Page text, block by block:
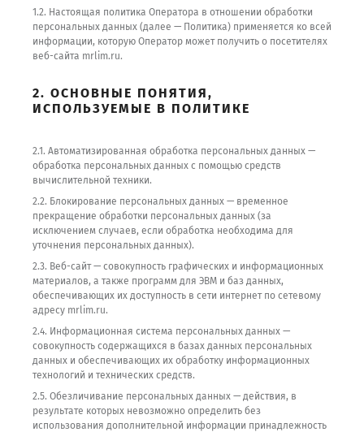
1.2. Настоящая политика Оператора в отношении обработки
персональных данных (далее — Политика) применяется ко всей
информации, которую Оператор может получить о посетителях
веб-сайта mrlim.ru.
2. ОСНОВНЫЕ ПОНЯТИЯ,
ИСПОЛЬЗУЕМЫЕ В ПОЛИТИКЕ
2.1. Автоматизированная обработка персональных данных —
обработка персональных данных с помощью средств
вычислительной техники.
2.2. Блокирование персональных данных — временное
прекращение обработки персональных данных (за
исключением случаев, если обработка необходима для
уточнения персональных данных).
2.3. Веб-сайт — совокупность графических и информационных
материалов, а также программ для ЭВМ и баз данных,
обеспечивающих их доступность в сети интернет по сетевому
адресу mrlim.ru.
2.4. Информационная система персональных данных —
совокупность содержащихся в базах данных персональных
данных и обеспечивающих их обработку информационных
технологий и технических средств.
2.5. Обезличивание персональных данных — действия, в
результате которых невозможно определить без
использования дополнительной информации принадлежность